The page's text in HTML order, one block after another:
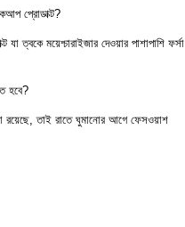
প্রোডাক্ট?
যা ত্বকে ময়েশ্চারাইজার দেওয়ার পাশাপাশি ফর্সা
হবে?
তাই রাতে ঘুমানোর আগে ফেসওয়াশ